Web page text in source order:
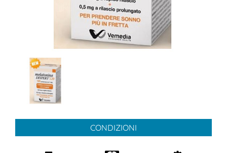
CONDIZIONI